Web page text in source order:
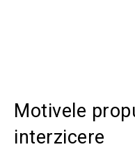
Motivele
interzicere